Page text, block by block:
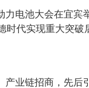
力电池大会在宜宾
时代实现重大突破
产业链招商，先后